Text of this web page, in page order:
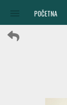
POČETNA